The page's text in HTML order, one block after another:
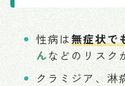
性病は無症状で
んなどのリスク
クラミジア、淋